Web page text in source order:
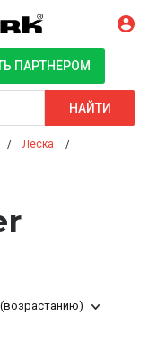
ПАРТНЁРОМ
НАЙТИ
Леска